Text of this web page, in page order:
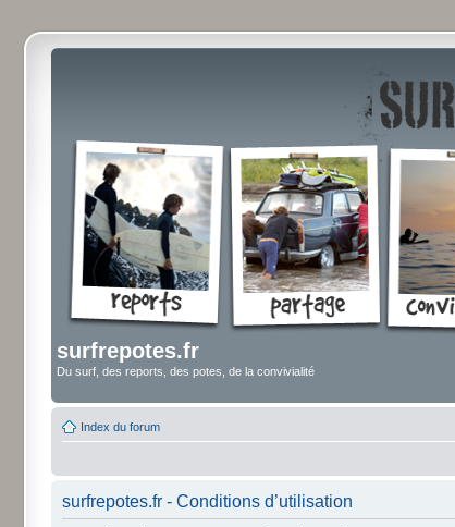
surfrepotes.fr
Du surf, des reports, des potes, de la convivialité
Index du forum
surfrepotes.fr - Conditions d’utilisation